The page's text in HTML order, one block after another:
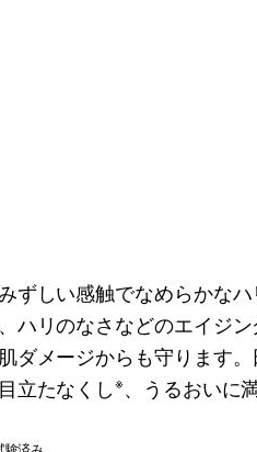
ずしい感触でなめらかなハ
ハリのなさなどのエイジ
ダメージからも守ります
立たなくし※、うるおいに